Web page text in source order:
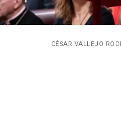
CÉSAR VALLEJO